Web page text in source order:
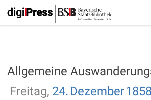
Allgemeine
Freitag, 24. Dezember